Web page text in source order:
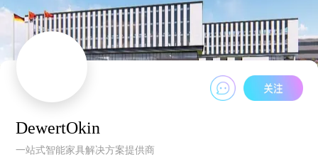
DewertOkin
一站式智能家具解决方案提供商